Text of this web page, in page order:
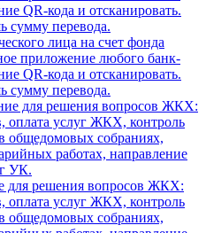
лица на счет фонда
приложение любого банк-
QR-кода и отсканировать.
сумму перевода.
для решения вопросов ЖКХ:
оплата услуг ЖКХ, контроль
общедомовых собраниях,